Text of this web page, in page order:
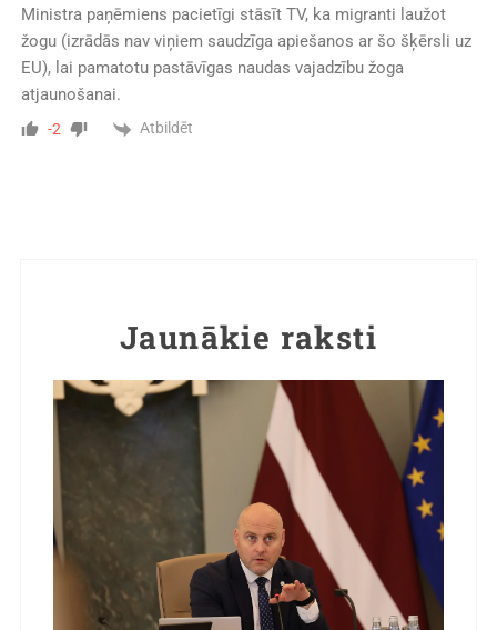
Ministra paņēmiens pacietīgi stāsīt TV, ka migranti laužot
žogu (izrādās nav viņiem saudzīga apiešanos ar šo šķērsli uz
EU), lai pamatotu pastāvīgas naudas vajadzību žoga
atjaunošanai.
-2 Atbildēt
Jaunākie raksti